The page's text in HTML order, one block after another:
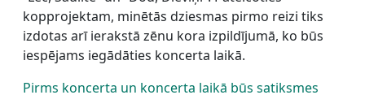
kopprojektam, minētās dziesmas pirmo reizi tiks
izdotas arī ierakstā zēnu kora izpildījumā, ko būs
iespējams iegādāties koncerta laikā.
Pirms koncerta un koncerta laikā būs satiksmes